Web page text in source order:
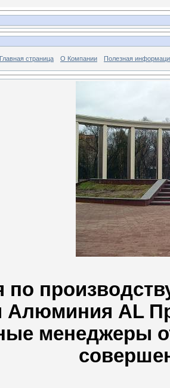
Главная страница О Компании Полезная
по
Алюминия AL
менеджеры